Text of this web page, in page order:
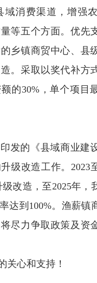
域消费渠道，增强
等五个方面。优先
乡镇商贸中心、县
。采取以奖代补方
的30%，单个项目
发的《县域商业建
级改造工作。2023
改造，至2025年，
达到100%。渔薪镇
尽力争取政策及资
关心和支持！